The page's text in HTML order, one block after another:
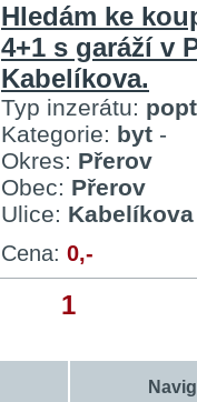
Hledám ke
4+1 s garáží v
Kabelíkova.
Typ inzerátu:
Kategorie: byt -
Okres: Přerov
Obec: Přerov
Ulice: Kabelíkova
Cena: 0,-
1